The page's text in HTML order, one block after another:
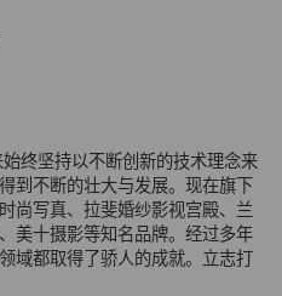
终坚持以不断创新的技术理念来
到不断的壮大与发展。现在旗下
尚写真、拉斐婚纱影视宫殿、兰
美十摄影等知名品牌。经过多年
域都取得了骄人的成就。立志打